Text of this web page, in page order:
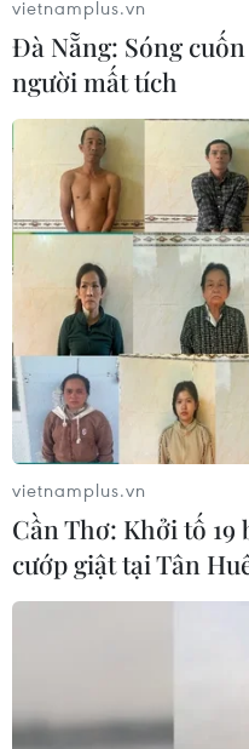
#Việt Nam-Lào
#Tổng
#Trung ương Liên hiệp
#Người lao động
Lào
vietnamplus.vn
Đà Nẵng: Sóng
người mất tích
vietnamplus.vn
Cần Thơ: Khởi tố 19
cướp giật tại Tân